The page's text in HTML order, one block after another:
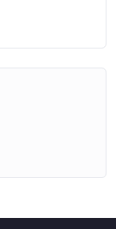
anlayışla
değer
alanı
üretme,
Bu